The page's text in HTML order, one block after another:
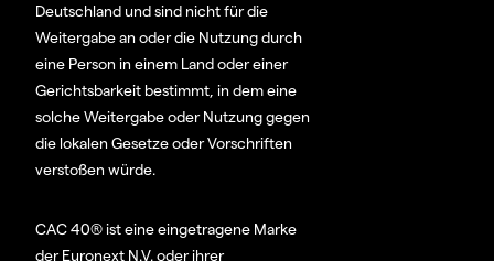
Deutschland und sind nicht für die
Weitergabe an oder die Nutzung durch
eine Person in einem Land oder einer
Gerichtsbarkeit bestimmt, in dem eine
solche Weitergabe oder Nutzung gegen
die lokalen Gesetze oder Vorschriften
verstoßen würde.
CAC 40® ist eine eingetragene Marke
der Euronext N.V. oder ihrer